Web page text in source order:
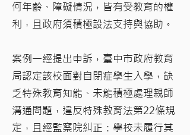
何年齡、障礙情況，皆有受教育的權
利，且政府須積極設法支持與協助。
案例一經提出申訴，臺中市政府教育
局認定該校面對自閉症學生入學，缺
乏特殊教育知能、未能積極處理親師
溝通問題，違反特殊教育法第22條規
定，且經監察院糾正：學校未履行其